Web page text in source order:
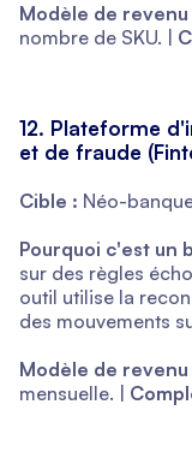
Modèle de revenu
nombre de SKU. |
12. Plateforme
et de fraude
Cible : Néo-
Pourquoi c'est un
sur des règles
outil utilise la
des mouvements
Modèle de revenu
mensuelle. |